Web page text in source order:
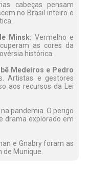
cabeças pensam
no Brasil inteiro e
Minsk: Vermelho e
as cores da
histórica.
Medeiros e Pedro
Artistas e gestores
aos recursos da Lei
pandemia. O perigo
drama explorado em
e Gnabry foram as
Munique.